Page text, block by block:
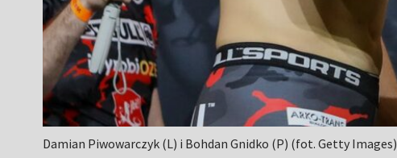
Damian Piwowarczyk (L) i Bohdan Gnidko (P) (fot. Getty Images)